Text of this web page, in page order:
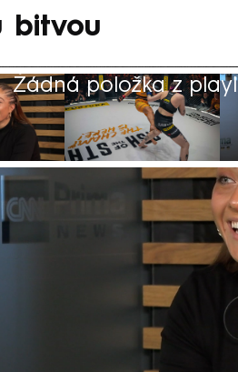
bitvou
Žádná položka z
náročnou zkoušku
v organizaci Clash
bojovnice. V sobotu 19.
organizace KSW. Její
„Doufám, že haterům